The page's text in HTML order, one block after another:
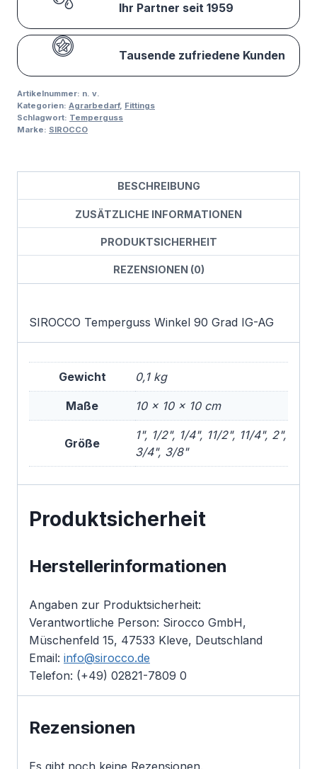
Ihr Partner seit 1959
Tausende zufriedene Kunden
Artikelnummer: n. v.
Kategorien: Agrarbedarf, Fittings
Schlagwort: Temperguss
Marke: SIROCCO
BESCHREIBUNG
ZUSÄTZLICHE INFORMATIONEN
PRODUKTSICHERHEIT
REZENSIONEN (0)
SIROCCO Temperguss Winkel 90 Grad IG-AG
Gewicht 0,1 kg
Maße 10 × 10 × 10 cm
Größe
1", 1/2", 1/4", 11/2", 11/4", 2",
3/4", 3/8"
Produktsicherheit
Herstellerinformationen
Angaben zur Produktsicherheit:
Verantwortliche Person: Sirocco GmbH,
Müschenfeld 15, 47533 Kleve, Deutschland
Email: info@sirocco.de
Telefon: (+49) 02821-7809 0
Rezensionen
Es gibt noch keine Rezensionen.